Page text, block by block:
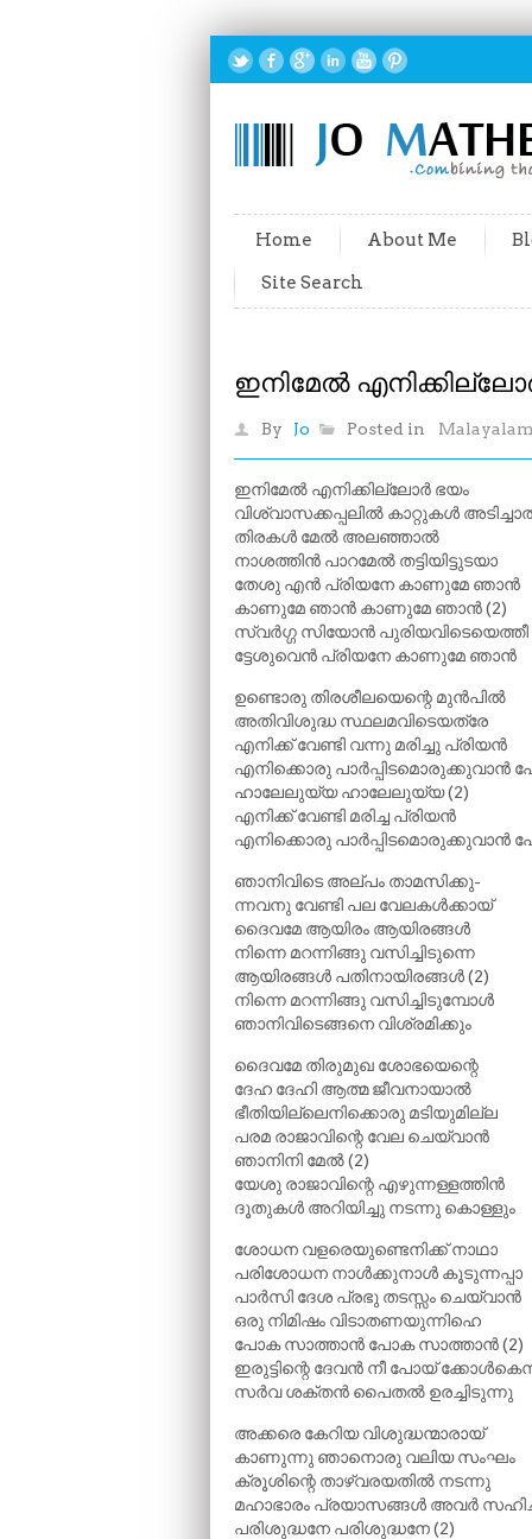
Home About Me
Site Search
ഇനിമേൽ
By Jo Posted in Malayalam
ഇനിമേൽ എനിക്കില്ലോർ ഭയം
വിശ്വാസക്കപ്പലിൽ കാറ്റുകൾ
തിരകൾ മേൽ അലഞ്ഞാൽ
നാശത്തിൻ പാറമേൽ തട്ടിയിട്ടുടയാ
തേശു എൻ പ്രിയനേ കാണുമേ ഞാൻ
കാണുമേ ഞാൻ കാണുമേ ഞാൻ (2)
സ്വർഗ്ഗ സിയോൻ പുരിയവിടെയെത്തീ
ട്ടേശുവെൻ പ്രിയനേ കാണുമേ ഞാൻ
ഉണ്ടൊരു തിരശീലയെന്റെ മുൻപിൽ
അതിവിശുദ്ധ സ്ഥലമവിടെയത്രേ
എനിക്ക് വേണ്ടി വന്നു മരിച്ചു പ്രിയൻ
എനിക്കൊരു പാർപ്പിടമൊരുക്കുവാൻ
ഹാലേലുയ്യ ഹാലേലുയ്യ (2)
എനിക്ക് വേണ്ടി മരിച്ച പ്രിയൻ
എനിക്കൊരു പാർപ്പിടമൊരുക്കുവാൻ
ഞാനിവിടെ അല്പം താമസിക്കു-
ന്നവനു വേണ്ടി പല വേലകൾക്കായ്‌
ദൈവമേ ആയിരം ആയിരങ്ങൾ
നിന്നെ മറന്നിങ്ങു വസിച്ചിടുന്നെ
ആയിരങ്ങൾ പതിനായിരങ്ങൾ (2)
നിന്നെ മറന്നിങ്ങു വസിച്ചിടുമ്പോൾ
ഞാനിവിടെങ്ങനെ വിശ്രമിക്കും
ദൈവമേ തിരുമുഖ ശോഭയെന്റെ
ദേഹ ദേഹി ആത്മ ജീവനായാൽ
ഭീതിയില്ലെനിക്കൊരു മടിയുമില്ല
പരമ രാജാവിന്റെ വേല ചെയ്‌വാൻ
ഞാനിനി മേൽ (2)
യേശു രാജാവിന്റെ എഴുന്നള്ളത്തിൻ
ദൂതുകൾ അറിയിച്ചു നടന്നു കൊള്ളും
ശോധന വളരെയുണ്ടെനിക്ക് നാഥാ
പരിശോധന നാൾക്കുനാൾ കൂടുന്നപ്പാ
പാർസി ദേശ പ്രഭു തടസ്സം ചെയ്‌വാൻ
ഒരു നിമിഷം വിടാതണയുന്നിഹെ
പോക സാത്താൻ പോക സാത്താൻ (2)
ഇരുട്ടിന്റെ ദേവൻ നീ പോയ്
സർവ ശക്തൻ പൈതൽ ഉരച്ചിടുന്നു
അക്കരെ കേറിയ വിശുദ്ധന്മാരായ്‌
കാണുന്നു ഞാനൊരു വലിയ സംഘം
ക്രൂശിന്റെ താഴ്‌വരയതിൽ നടന്നു
മഹാഭാരം പ്രയാസങ്ങൾ അവർ
പരിശുദ്ധനേ പരിശുദ്ധനേ (2)